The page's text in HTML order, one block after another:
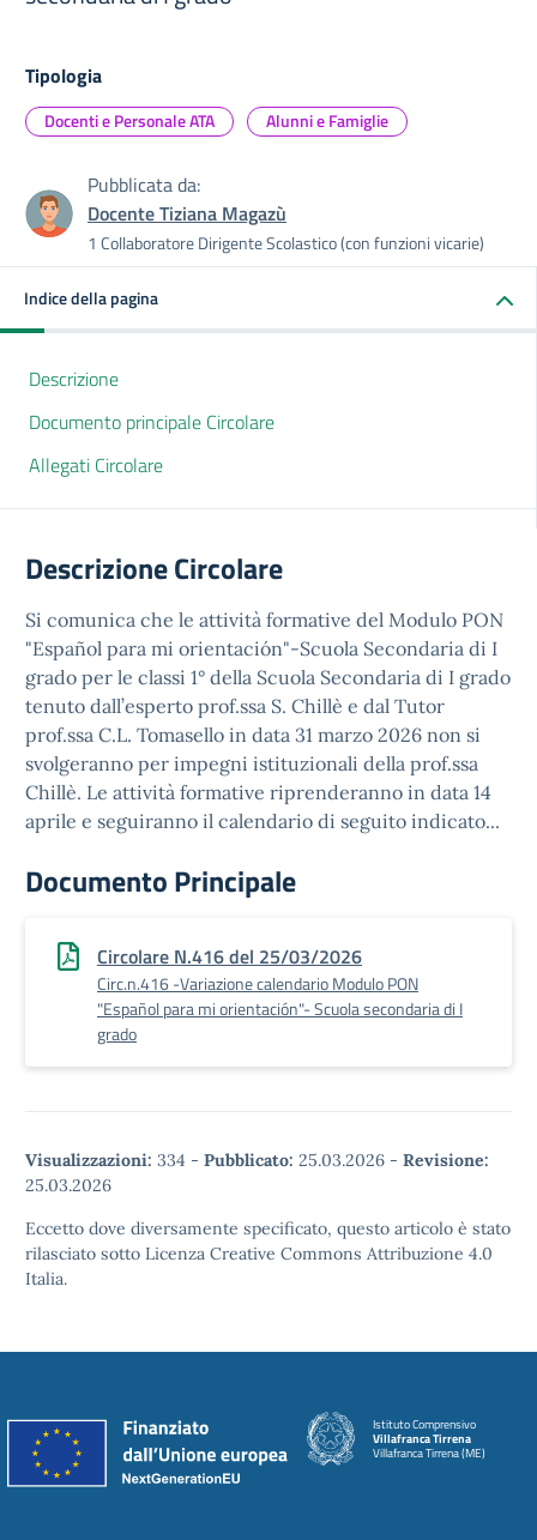
Tipologia
Docenti e Personale ATA Alunni e Famiglie
Pubblicata da:
Docente Tiziana Magazù
1 Collaboratore Dirigente Scolastico (con funzioni vicarie)
Indice della pagina
Descrizione
Documento principale Circolare
Allegati Circolare
Descrizione Circolare
Si comunica che le attività formative del Modulo PON
"Español para mi orientación"-Scuola Secondaria di I
grado per le classi 1° della Scuola Secondaria di I grado
tenuto dall’esperto prof.ssa S. Chillè e dal Tutor
prof.ssa C.L. Tomasello in data 31 marzo 2026 non si
svolgeranno per impegni istituzionali della prof.ssa
Chillè. Le attività formative riprenderanno in data 14
aprile e seguiranno il calendario di seguito indicato...
Documento Principale
Circolare N.416 del 25/03/2026
Circ.n.416 -Variazione calendario Modulo PON
"Español para mi orientación"- Scuola secondaria di I
grado
Visualizzazioni: 334 - Pubblicato: 25.03.2026 - Revisione:
25.03.2026
Eccetto dove diversamente specificato, questo articolo è stato
rilasciato sotto Licenza Creative Commons Attribuzione 4.0
Italia.
Istituto Comprensivo
Villafranca Tirrena
Villafranca Tirrena (ME)